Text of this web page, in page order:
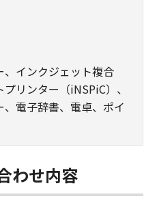
インクジェット複合
リンター（iNSPiC）、
電子辞書、電卓、ポイ
わせ内容